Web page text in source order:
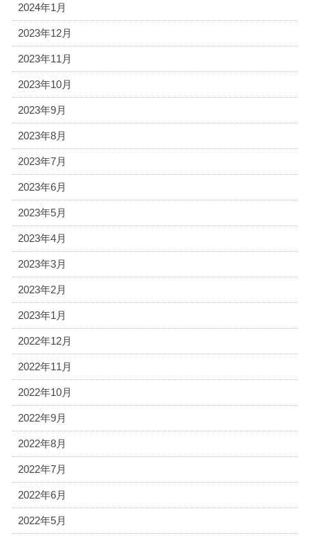
2024年1月
2023年12月
2023年11月
2023年10月
2023年9月
2023年8月
2023年7月
2023年6月
2023年5月
2023年4月
2023年3月
2023年2月
2023年1月
2022年12月
2022年11月
2022年10月
2022年9月
2022年8月
2022年7月
2022年6月
2022年5月